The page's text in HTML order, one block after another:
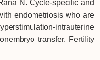
N. Cycle-specific and
endometriosis who are
intrauterine
transfer. Fertility